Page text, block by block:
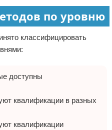
по уровню
классифицировать
доступны
квалификации в разных
квалификации